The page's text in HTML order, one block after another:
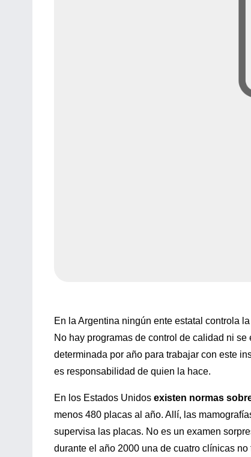
En la Argentina ningún ente estatal controla
No hay programas de control de calidad ni
determinada por año para trabajar con este
es responsabilidad de quien la hace.
En los Estados Unidos existen normas
menos 480 placas al año. Allí, las
supervisa las placas. No es un examen
durante el año 2000 una de cuatro clínicas no